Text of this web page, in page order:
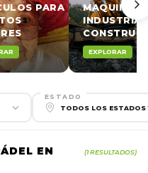
PARA
EXPLORAR
ESTADO
EN
(1 RESULTADOS)